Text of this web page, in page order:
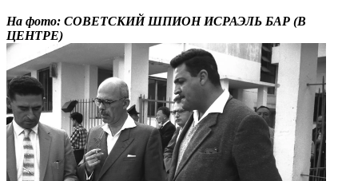
На фото: СОВЕТСКИЙ ШПИОН ИСРАЭЛЬ БАР (В
ЦЕНТРЕ)